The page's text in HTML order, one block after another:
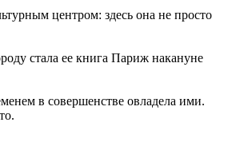
центром: здесь она не просто
стала ее книга Париж накануне
в совершенстве овладела ими.